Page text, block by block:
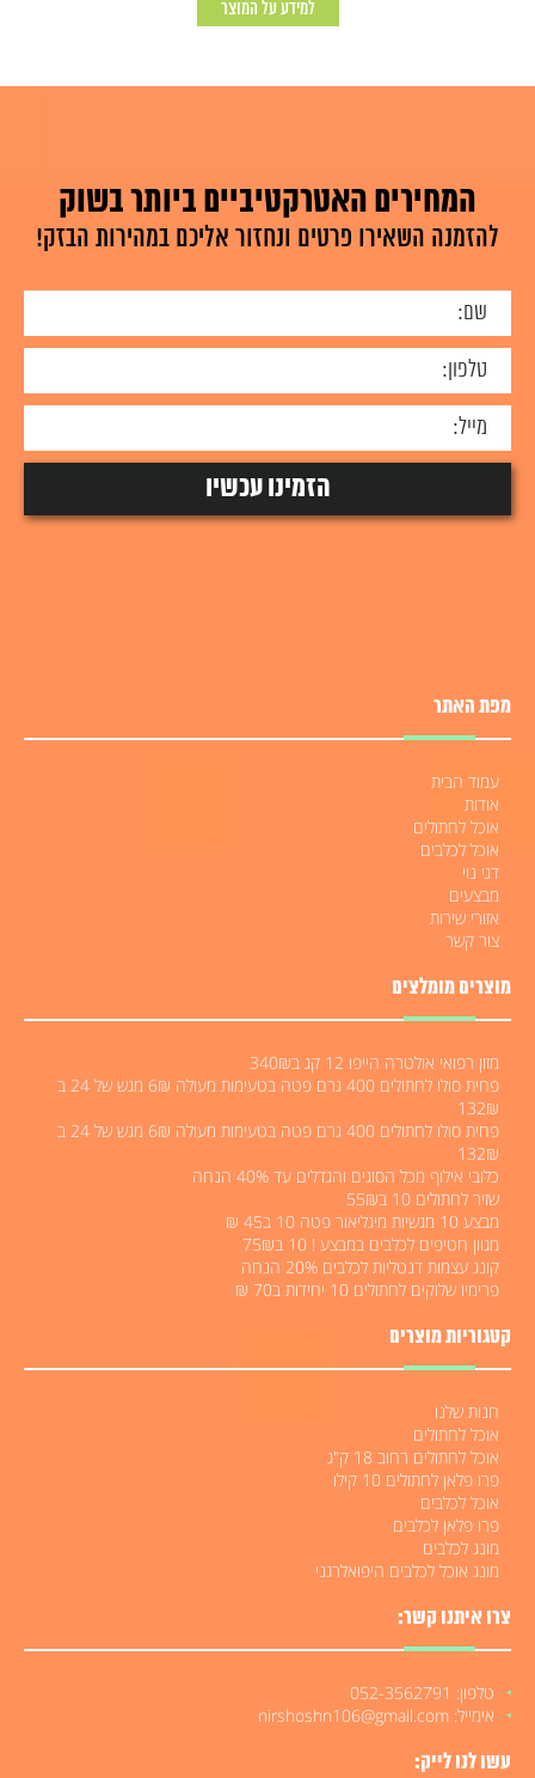
למידע על המוצר
המחירים האטרקטיביים ביותר בשוק
להזמנה השאירו פרטים ונחזור אליכם במהירות הבזק!
מפת האתר
עמוד הבית
אודות
אוכל לחתולים
אוכל לכלבים
דגי נוי
מבצעים
אזורי שירות
צור קשר
מוצרים מומלצים
מזון רפואי אולטרה הייפו 12 קג ב340₪
פחית סולו לחתולים 400 גרם פטה בטעימות מעולה 6₪ מגש של 24 ב
132₪
פחית סולו לחתולים 400 גרם פטה בטעימות מעולה 6₪ מגש של 24 ב
132₪
כלובי אילוף מכל הסוגים והגדלים עד 40% הנחה
שזיר לחתולים 10 ב55₪
מבצע 10 מגשיות מיגליאור פטה 10 ב45 ₪
מגוון חטיפים לכלבים במבצע ! 10 ב75₪
קונג עצמות דנטליות לכלבים 20% הנחה
פרימיו שלוקים לחתולים 10 יחידות ב70 ₪
קטגוריות מוצרים
חנות שלנו
אוכל לחתולים
אוכל לחתולים רחוב 18 ק"ג
פרו פלאן לחתולים 10 קילו
אוכל לכלבים
פרו פלאן לכלבים
מונג לכלבים
מונג אוכל לכלבים היפואלרגני
צרו איתנו קשר:
טלפון: 052-3562791
אימייל: nirshoshn106@gmail.com
עשו לנו לייק: